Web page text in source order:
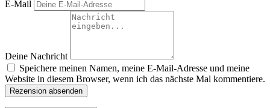
E-Mail
Deine Nachricht
Speichere meinen Namen, meine E-Mail-Adresse und meine
Website in diesem Browser, wenn ich das nächste Mal kommentiere.
Rezension absenden